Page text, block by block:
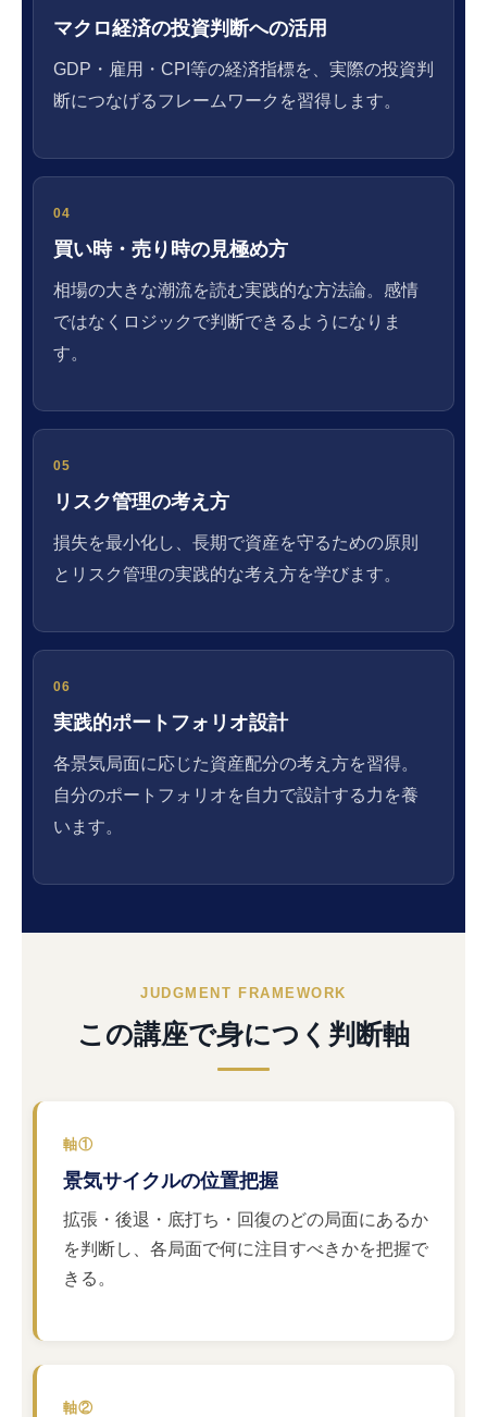
マクロ経済の投資判断への活用
GDP・雇用・CPI等の経済指標を、実際の投資判
断につなげるフレームワークを習得します。
04
買い時・売り時の見極め方
相場の大きな潮流を読む実践的な方法論。感情
ではなくロジックで判断できるようになりま
す。
05
リスク管理の考え方
損失を最小化し、長期で資産を守るための原則
とリスク管理の実践的な考え方を学びます。
06
実践的ポートフォリオ設計
各景気局面に応じた資産配分の考え方を習得。
自分のポートフォリオを自力で設計する力を養
います。
JUDGMENT FRAMEWORK
この講座で身につく判断軸
軸①
景気サイクルの位置把握
拡張・後退・底打ち・回復のどの局面にあるか
を判断し、各局面で何に注目すべきかを把握で
きる。
軸②